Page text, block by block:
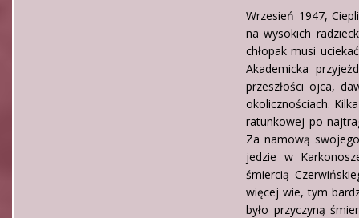
Wrzesień 1947,
na wysokich
chłopak musi
Akademicka
przeszłości ojca,
okolicznościach.
ratunkowej po
Za namową
jedzie w
śmiercią
więcej wie, tym
było przyczyną